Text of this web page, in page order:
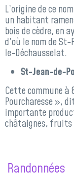
L’origine de ce
un habitant
bois de cèdre, en
d’où le nom de
le-Déchausselat.
St-Jean-de-
Cette commune à
Pourcharesse »,
importante
châtaignes, fruits
Randonnées